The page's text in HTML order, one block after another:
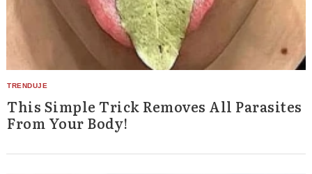
This Simple Trick Removes All Parasites
From Your Body!